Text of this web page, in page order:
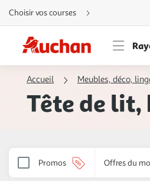
Aller
directement
au
Aller
directement
à
la
Aller
navigation
besoin
Choisir vos courses
Accueil Meubles, déco,
Tête de
Promos Offres du